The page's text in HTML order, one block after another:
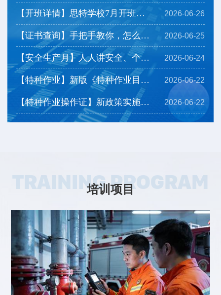
【开班详情】思特学校7月开班计划上线，一起来看看→ 2026-06-26
【证书查询】手把手教你，怎么查询下载特种作业操作证... 2026-06-25
【安全生产月】人人讲安全、个个会应急——排查整治风... 2026-06-24
【特种作业】新版《特种作业目录》有哪些调整？ 2026-06-22
【特种作业操作证】新政策实施后，相应热点问题为您解... 2026-06-22
TRAINING PROGRAM
培训项目